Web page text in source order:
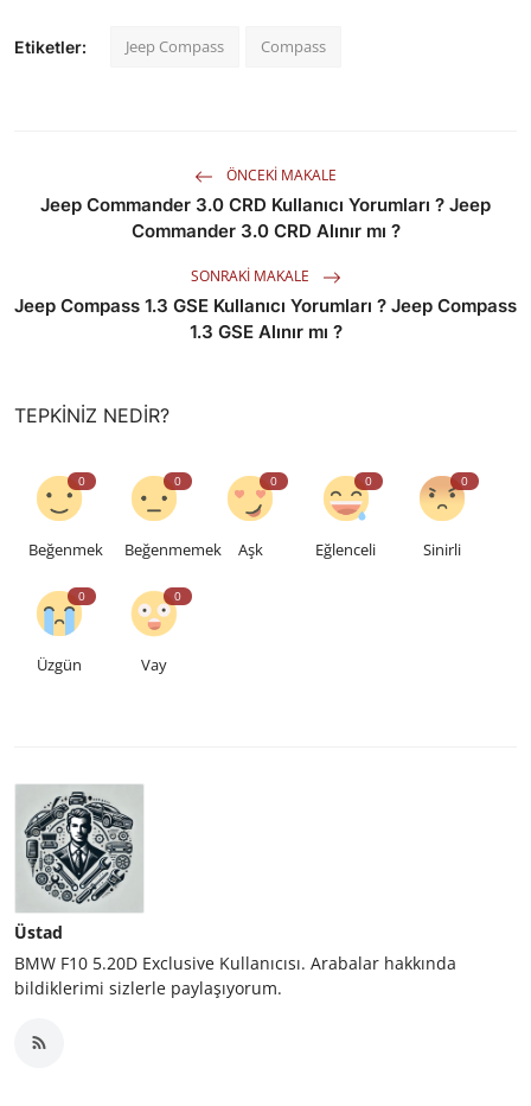
Etiketler: Jeep Compass Compass
ÖNCEKI MAKALE
Jeep Commander 3.0 CRD Kullanıcı Yorumları ? Jeep
Commander 3.0 CRD Alınır mı ?
SONRAKI MAKALE
Jeep Compass 1.3 GSE Kullanıcı Yorumları ? Jeep Compass
1.3 GSE Alınır mı ?
TEPKINIZ NEDIR?
0
Beğenmek
0
Beğenmemek
0
Aşk
0
Eğlenceli
0
Sinirli
0
Üzgün
0
Vay
Üstad
BMW F10 5.20D Exclusive Kullanıcısı. Arabalar hakkında
bildiklerimi sizlerle paylaşıyorum.